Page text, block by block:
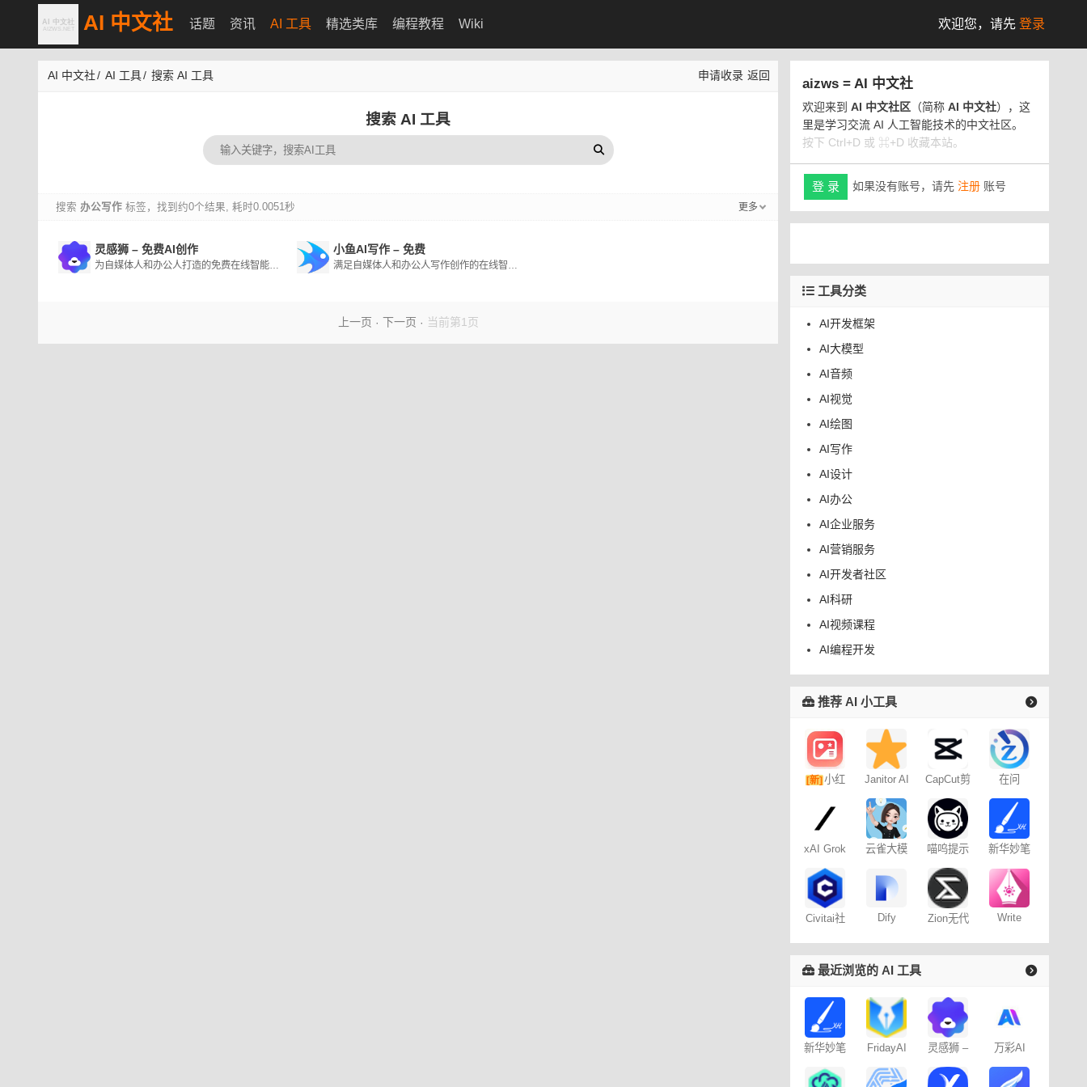
AI 中文社 话题 资讯 AI 工具 精选类库 编程教程 Wiki 欢迎您， 请先 登录
AI 中文社/ AI 工具/ 搜索 AI 工具 申请收录 返回
搜索 AI 工具
搜索 办公写作 标签，找到约0个结果, 耗时0.0051秒 更多
灵感狮 – 免费AI创作
为自媒体人和办公人打造的免费在线智能AI写作平台。这一平台通过强大的GPT AI技术，能够自动生成高质量的原创内容，覆盖了多种创作类型，满足不同场景需求
小鱼AI写作 – 免费
满足自媒体人和办公人写作创作的在线智能AI写作平台，可以用AI自动生成高质量原创内容，内容创作覆盖多种类型，满足不同场景、人群的AI创作需求以及提供个性化的自定
上一页 · 下一页 · 当前第1页
aizws = AI 中文社
欢迎来到 AI 中文社区 （简称 AI 中文社），这
里是学习交流 AI 人工智能技术的中文社区。
按下 Ctrl+D 或 ⌘+D 收藏本站。
登 录 如果没有账号，请先 注册 账号
工具分类
AI开发框架
AI大模型
AI音频
AI视觉
AI绘图
AI写作
AI设计
AI办公
AI企业服务
AI营销服务
AI开发者社区
AI科研
AI视频课程
AI编程开发
推荐 AI 小工具
[新] 小红
记
Janitor AI
聊天
CapCut剪
在问
xAI Grok
云雀大模
喵呜提示
新华妙笔
Civitai社
Dify
Zion无代
Write
最近浏览的 AI 工具
新华妙笔
FridayAI
灵感狮 –
作
万彩AI